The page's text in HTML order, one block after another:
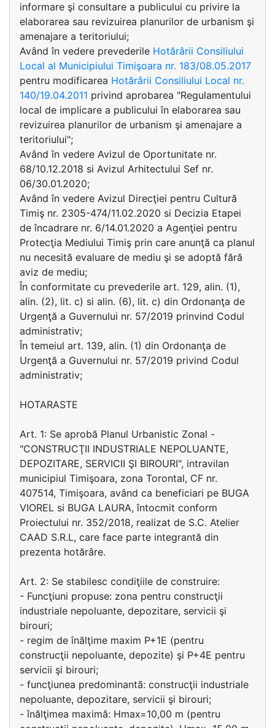
informare şi consultare a publicului cu privire la
elaborarea sau revizuirea planurilor de urbanism şi
amenajare a teritoriului;
Având în vedere prevederile Hotărârii Consiliului
Local al Municipiului Timişoara nr. 183/08.05.2017
pentru modificarea Hotărârii Consiliului Local nr.
140/19.04.2011 privind aprobarea "Regulamentului
local de implicare a publicului în elaborarea sau
revizuirea planurilor de urbanism şi amenajare a
teritoriului";
Având în vedere Avizul de Oportunitate nr.
68/10.12.2018 si Avizul Arhitectului Sef nr.
06/30.01.2020;
Având în vedere Avizul Direcţiei pentru Cultură
Timiş nr. 2305-474/11.02.2020 si Decizia Etapei
de încadrare nr. 6/14.01.2020 a Agenţiei pentru
Protecţia Mediului Timiş prin care anunţă ca planul
nu necesită evaluare de mediu şi se adoptă fără
aviz de mediu;
În conformitate cu prevederile art. 129, alin. (1),
alin. (2), lit. c) si alin. (6), lit. c) din Ordonanţa de
Urgenţă a Guvernului nr. 57/2019 prinvind Codul
administrativ;
În temeiul art. 139, alin. (1) din Ordonanţa de
Urgenţă a Guvernului nr. 57/2019 privind Codul
administrativ;
HOTARASTE
Art. 1: Se aprobă Planul Urbanistic Zonal -
"CONSTRUCŢII INDUSTRIALE NEPOLUANTE,
DEPOZITARE, SERVICII ŞI BIROURI", intravilan
municipiul Timişoara, zona Torontal, CF nr.
407514, Timişoara, având ca beneficiari pe BUGA
VIOREL si BUGA LAURA, întocmit conform
Proiectului nr. 352/2018, realizat de S.C. Atelier
CAAD S.R.L, care face parte integrantă din
prezenta hotărâre.
Art. 2: Se stabilesc condiţiile de construire:
- Funcţiuni propuse: zona pentru construcţii
industriale nepoluante, depozitare, servicii şi
birouri;
- regim de înălţime maxim P+1E (pentru
construcţii nepoluante, depozite) şi P+4E pentru
servicii şi birouri;
- funcţiunea predominantă: construcţii industriale
nepoluante, depozitare, servicii şi birouri;
- înălţimea maximă: Hmax=10,00 m (pentru